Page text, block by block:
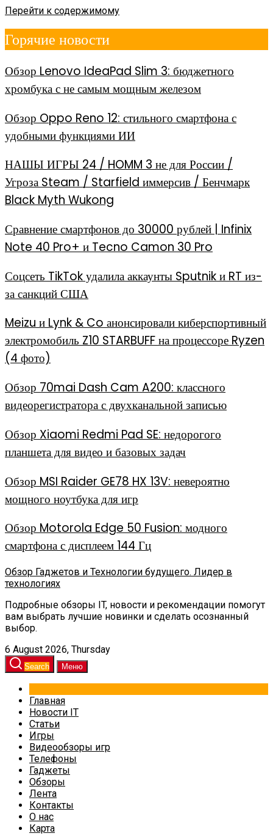
Перейти к содержимому
Горячие новости
Обзор Lenovo IdeaPad Slim 3: бюджетного
хромбука с не самым мощным железом
Обзор Oppo Reno 12: стильного смартфона с
удобными функциями ИИ
НАШЫ ИГРЫ 24 / HOMM 3 не для России /
Угроза Steam / Starfield иммерсив / Бенчмарк
Black Myth Wukong
Сравнение смартфонов до 30000 рублей | Infinix
Note 40 Pro+ и Tecno Camon 30 Pro
Соцсеть TikTok удалила аккаунты Sputnik и RT из-
за санкций США
Meizu и Lynk & Co анонсировали киберспортивный
электромобиль Z10 STARBUFF на процессоре Ryzen
(4 фото)
Обзор 70mai Dash Cam A200: классного
видеорегистратора с двухканальной записью
Обзор Xiaomi Redmi Pad SE: недорогого
планшета для видео и базовых задач
Обзор MSI Raider GE78 HX 13V: невероятно
мощного ноутбука для игр
Обзор Motorola Edge 50 Fusion: модного
смартфона с дисплеем 144 Гц
Обзор Гаджетов и Технологии будущего. Лидер в
технологиях
Подробные обзоры IT, новости и рекомендации помогут
вам выбрать лучшие новинки и сделать осознанный
выбор.
6 August 2026, Thursday
Search Меню
Главная
Новости IT
Статьи
Игры
Видеообзоры игр
Телефоны
Гаджеты
Обзоры
Лента
Контакты
О нас
Карта